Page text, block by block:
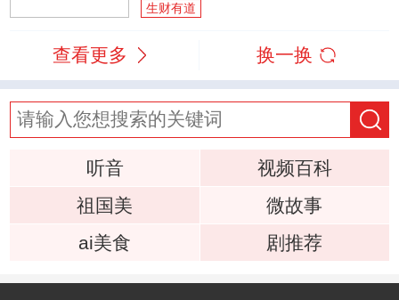
生财有道
查看更多 换一换
听音
视频百科
祖国美
微故事
ai美食
剧推荐